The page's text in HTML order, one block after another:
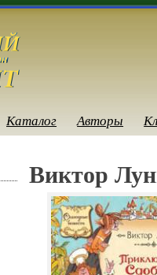
Каталог Авторы
Виктор